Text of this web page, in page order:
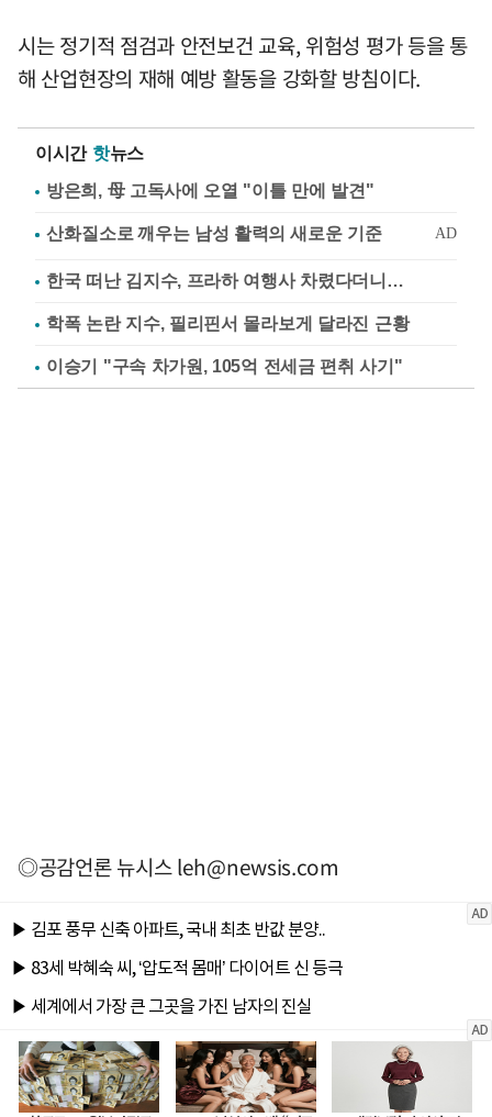
시는 정기적 점검과 안전보건 교육, 위험성 평가 등을 통
해 산업현장의 재해 예방 활동을 강화할 방침이다.
이시간 핫뉴스
방은희, 母 고독사에 오열 "이틀 만에 발견"
한국 떠난 김지수, 프라하 여행사 차렸다더니…
학폭 논란 지수, 필리핀서 몰라보게 달라진 근황
이승기 "구속 차가원, 105억 전세금 편취 사기"
◎공감언론 뉴시스leh@newsis.com